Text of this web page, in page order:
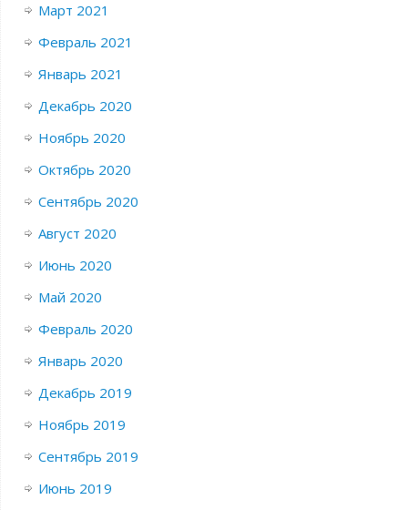
Март 2021
Февраль 2021
Январь 2021
Декабрь 2020
Ноябрь 2020
Октябрь 2020
Сентябрь 2020
Август 2020
Июнь 2020
Май 2020
Февраль 2020
Январь 2020
Декабрь 2019
Ноябрь 2019
Сентябрь 2019
Июнь 2019